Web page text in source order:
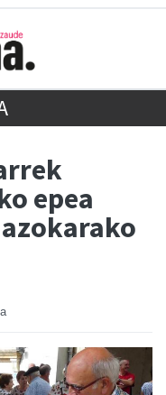
epea